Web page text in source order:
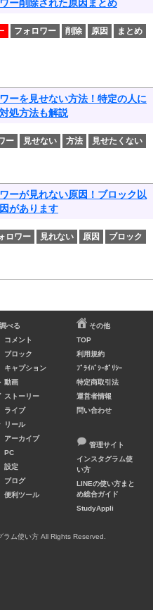
ー削除された原因まとめ
フォロワー 削除 原因 まとめ
ーを見せない方法！特定の人に
処方法も解説
ー 見せない 方法 見せたくない
ーが見れない原因！ブロック以
があります
ロワー 見れない 原因 ブロック
べる
コメント
ブロック
キャプション
動画
ストーリー
ライブ
リール
アーカイブ
PC
設定
ブログ
便利ツール
その他
TOP
利用規約
ﾌﾟﾗｲﾊﾞｼｰﾎﾟﾘｼｰ
特定商取引法
運営者情報
問い合わせ
管理サイト
インスタグラム使
い方
LINEの使い方まと
め総合ガイド
StudyAppli
ム使い方 All Rights Reserved.